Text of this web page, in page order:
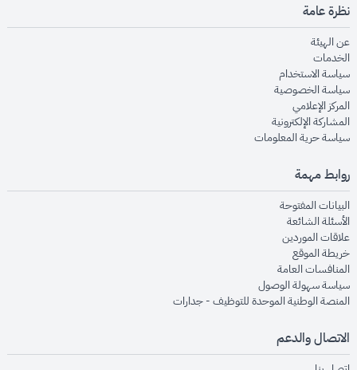
نظرة عامة
عن الهيئةopens in new window
الخدماتopens in new window
سياسة الاستخدام
سياسة الخصوصيةopens in new window
المركز الإعلاميopens in new window
المشاركة الإلكترونيةopens in new window
سياسة حرية المعلوماتopens in new window
روابط مهمة
البيانات المفتوحةopens in new window
الأسئلة الشائعةopens in new window
علاقات الموردينopens in new window
خريطة الموقعopens in new window
المنافسات العامةopens in new window
سياسة سهولة الوصولopens in new window
المنصة الوطنية الموحدة للتوظيف - جداراتopens in new window
الاتصال والدعم